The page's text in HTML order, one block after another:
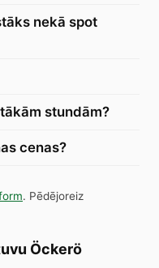
nekā spot
stundām?
cenas?
. Pēdējoreiz
Öckerö